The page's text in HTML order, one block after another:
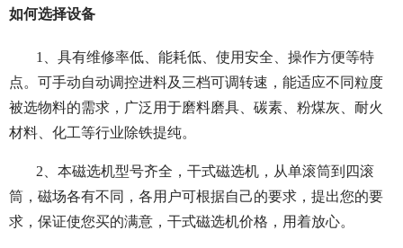
如何选择设备
1、具有维修率低、能耗低、使用安全、操作方便等特
点。可手动自动调控进料及三档可调转速，能适应不同粒度
被选物料的需求，广泛用于磨料磨具、碳素、粉煤灰、耐火
材料、化工等行业除铁提纯。
2、本磁选机型号齐全，干式磁选机，从单滚筒到四滚
筒，磁场各有不同，各用户可根据自己的要求，提出您的要
求，保证使您买的满意，干式磁选机价格，用着放心。